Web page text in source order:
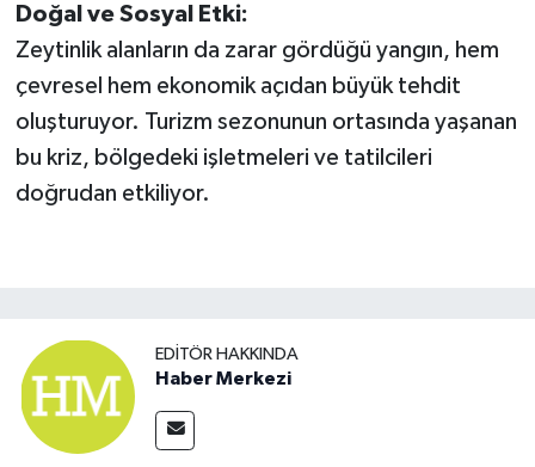
Doğal ve Sosyal Etki:
Zeytinlik alanların da zarar gördüğü yangın, hem
çevresel hem ekonomik açıdan büyük tehdit
oluşturuyor. Turizm sezonunun ortasında yaşanan
bu kriz, bölgedeki işletmeleri ve tatilcileri
doğrudan etkiliyor.
EDITÖR HAKKINDA
Haber Merkezi